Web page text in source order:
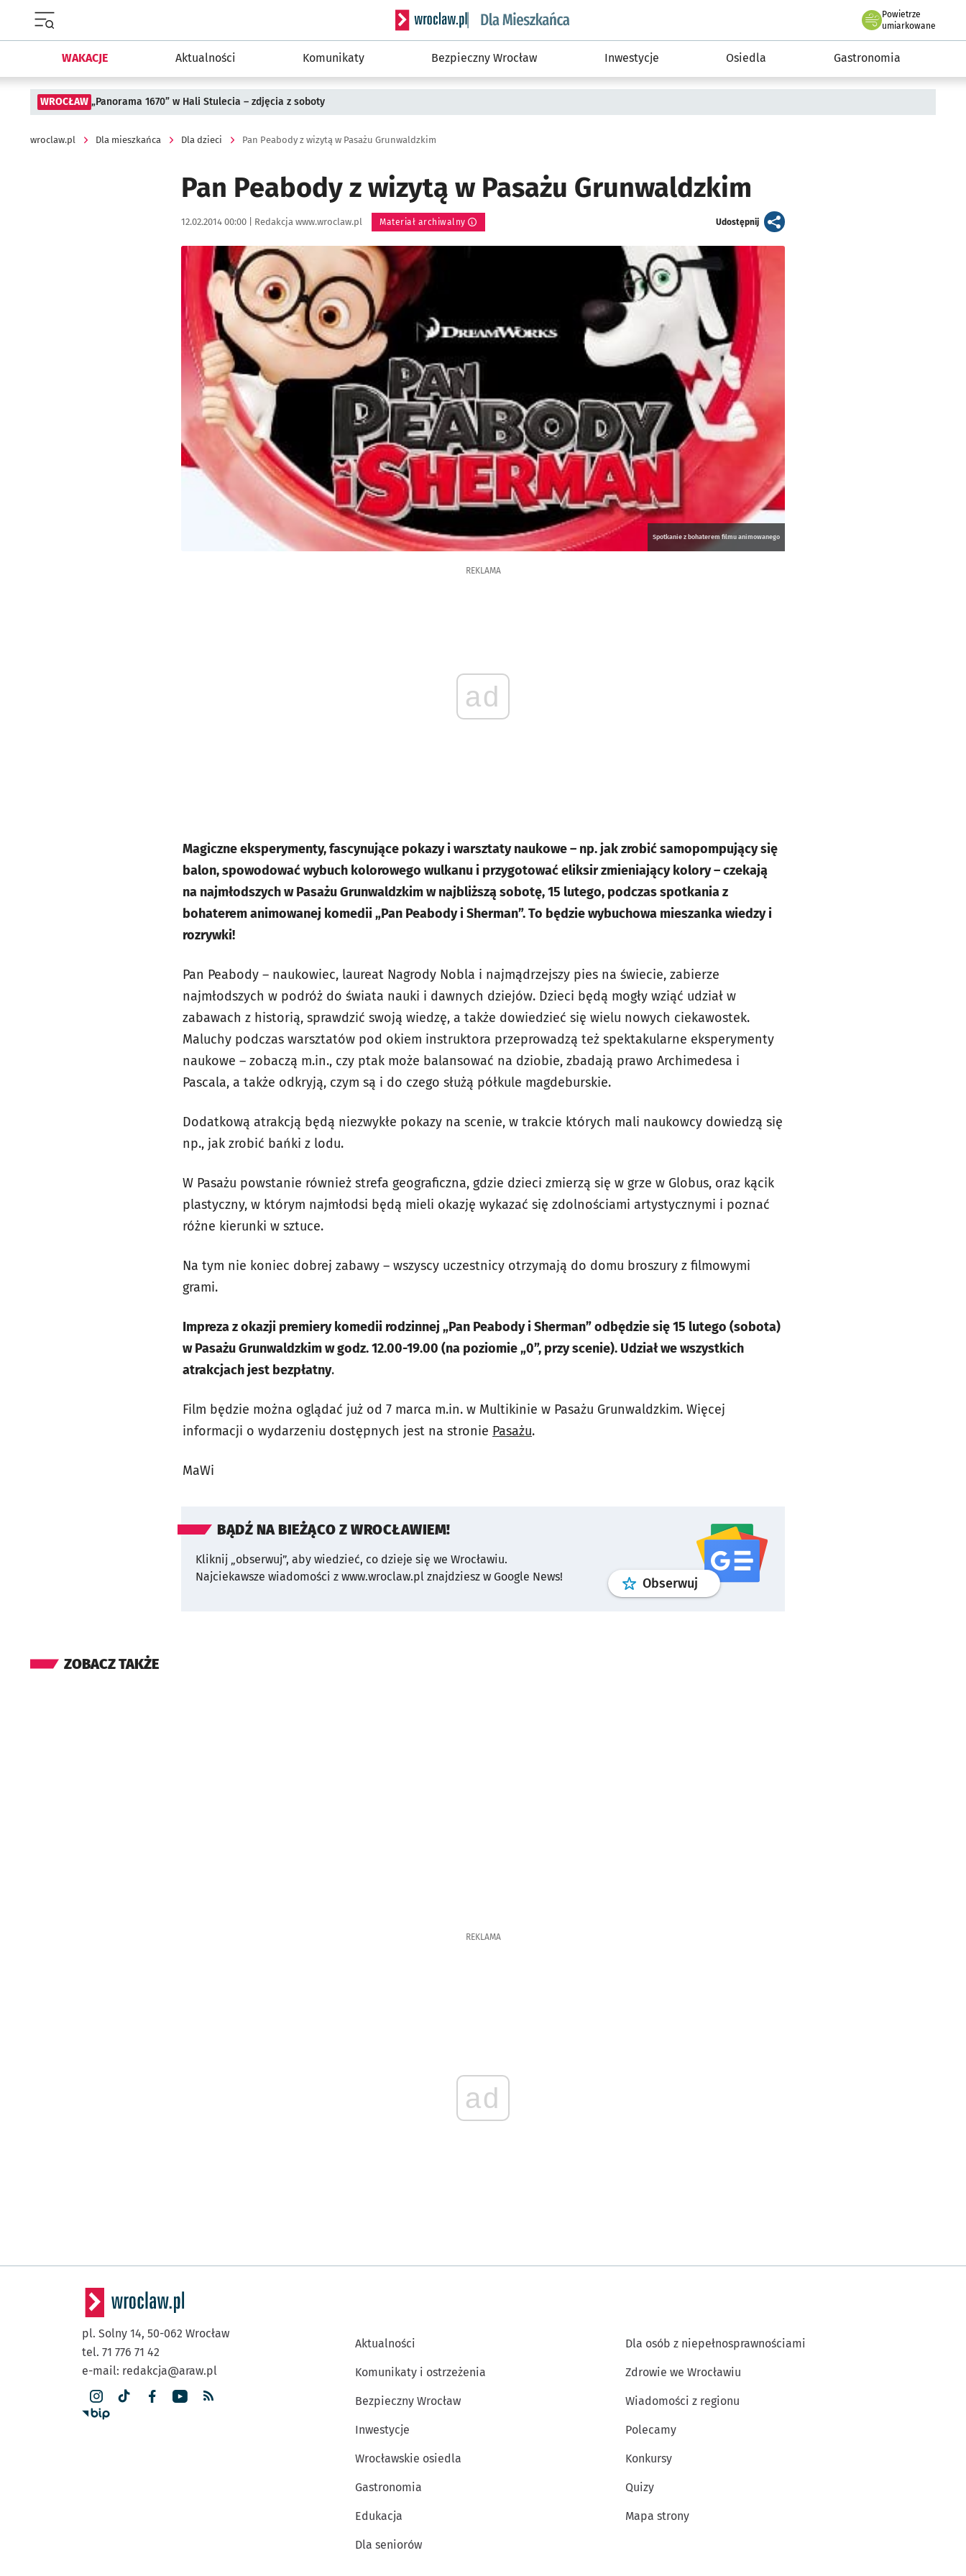
Serwis informacyjny wroclaw.pl podserwis: Dla mieszkańca
Powietrze
we Wrocławiu
umiarkowane
WAKACJE Aktualności Komunikaty Bezpieczny Wrocław Inwestycje Osiedla Gastronomia
WROCŁAW „Panorama 1670” w Hali Stulecia – zdjęcia z soboty
wroclaw.pl Dla mieszkańca Dla dzieci Pan Peabody z wizytą w Pasażu Grunwaldzkim
Pan Peabody z wizytą w Pasażu Grunwaldzkim
Data publikacji:
12.02.2014 00:00 | Autor:
Redakcja www.wroclaw.pl Materiał archiwalny Udostępnijartykuł
Kliknij, aby powiększyć
Spotkanie z bohaterem filmu animowanego
REKLAMA
ad
Magiczne eksperymenty, fascynujące pokazy i warsztaty naukowe– np.jak zrobić samopompujący się
balon, spowodować wybuch kolorowego wulkanu i przygotować eliksir zmieniający kolory– czekają
na najmłodszych w Pasażu Grunwaldzkim w najbliższą sobotę, 15 lutego, podczas spotkania z
bohaterem animowanej komedii „Pan Peabody i Sherman”. To będzie wybuchowa mieszanka wiedzy i
rozrywki!
Pan Peabody – naukowiec, laureat Nagrody Nobla i najmądrzejszy pies na świecie, zabierze
najmłodszych w podróż do świata nauki i dawnych dziejów. Dzieci będą mogły wziąć udział w
zabawach z historią, sprawdzić swoją wiedzę, a także dowiedzieć się wielu nowych ciekawostek.
Maluchy podczas warsztatów pod okiem instruktora przeprowadzą też spektakularne eksperymenty
naukowe – zobaczą m.in., czy ptak może balansować na dziobie, zbadają prawo Archimedesa i
Pascala, a także odkryją, czym są i do czego służą półkule magdeburskie.
Dodatkową atrakcją będą niezwykłe pokazy na scenie, w trakcie których mali naukowcy dowiedzą się
np., jak zrobić bańki z lodu.
W Pasażu powstanie również strefa geograficzna, gdzie dzieci zmierzą się w grze w Globus, oraz kącik
plastyczny, w którym najmłodsi będą mieli okazję wykazać się zdolnościami artystycznymi i poznać
różne kierunki w sztuce.
Na tym nie koniec dobrej zabawy – wszyscy uczestnicy otrzymają do domu broszury z filmowymi
grami.
Impreza z okazji premiery komedii rodzinnej „Pan Peabody i Sherman” odbędzie się 15 lutego (sobota)
w Pasażu Grunwaldzkim w godz. 12.00-19.00 (na poziomie „0”, przy scenie). Udział we wszystkich
atrakcjach jest bezpłatny.
Film będzie można oglądać już od 7 marca m.in. w Multikinie w Pasażu Grunwaldzkim. Więcej
informacji o wydarzeniu dostępnych jest na stronie Pasażu.
MaWi
BĄDŹ NA BIEŻĄCO Z WROCŁAWIEM!
Kliknij „obserwuj”, aby wiedzieć, co dzieje się we Wrocławiu.
Najciekawsze wiadomości z www.wroclaw.pl znajdziesz w Google News!
Obserwuj profilgoogle news
ZOBACZ TAKŻE
REKLAMA
ad
pl. Solny 14, 50-062 Wrocław
tel. 71 776 71 42
e-mail: redakcja@araw.pl
Aktualności
Komunikaty i ostrzeżenia
Bezpieczny Wrocław
Inwestycje
Wrocławskie osiedla
Gastronomia
Edukacja
Dla seniorów
Dla osób z niepełnosprawnościami
Zdrowie we Wrocławiu
Wiadomości z regionu
Polecamy
Konkursy
Quizy
Mapa strony